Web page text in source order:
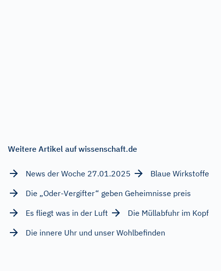
Weitere Artikel auf wissenschaft.de
News der Woche 27.01.2025
Blaue Wirkstoffe
Die „Oder-Vergifter“ geben Geheimnisse preis
Es fliegt was in der Luft
Die Müllabfuhr im Kopf
Die innere Uhr und unser Wohlbefinden